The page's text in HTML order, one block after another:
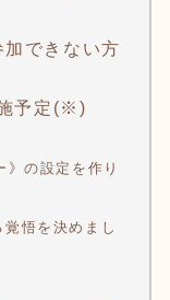
できない方
予定(※)
の設定を作り
悟を決めまし